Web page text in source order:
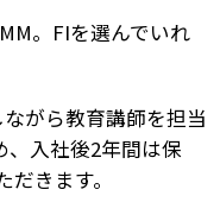
FIを選んでいれ
がら教育講師を担当
、入社後2年間は保
きます。